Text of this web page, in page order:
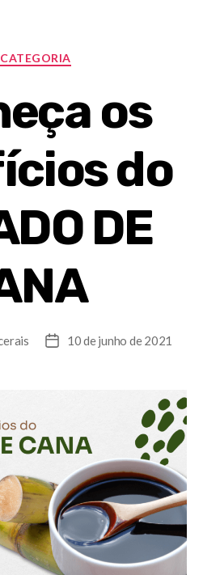
os
do
DE
10 de junho de 2021